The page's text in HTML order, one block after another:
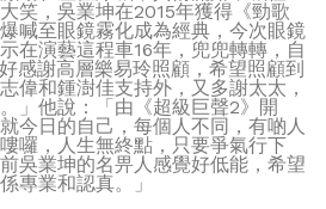
笑，吳業坤在2015年獲得《勁歌
喊至眼鏡霧化成為經典，今次眼鏡
在演藝這程車16年，兜兜轉轉，自
感謝高層樂易玲照顧，希望照顧到
偉和鍾澍佳支持外，又多謝太太，
」他說：「由《超級巨聲2》開
今日的自己，每個人不同，有啲人
囉，人生無終點，只要爭氣行下
吳業坤的名畀人感覺好低能，希望
專業和認真。」